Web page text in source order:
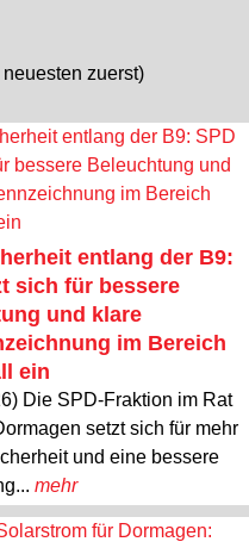
zuerst)
entlang der B9:
sich für bessere
und klare
im Bereich
ein
Die SPD-Fraktion im Rat
setzt sich für mehr
und eine bessere
mehr